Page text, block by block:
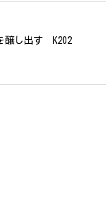
醸し出す K202